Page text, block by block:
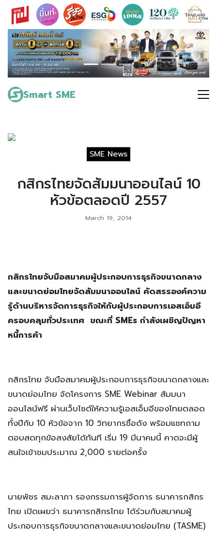
Skip
content
Smart SME
Search
for:
SME News
กสิกรไทยจัดสัมมนาออนไลน์ 10
หัวข้อตลอดปี 2557
March 19, 2014
กสิกรไทยจับมือสมาคมผู้ประกอบการธุรกิจขนาดกลาง
และขนาดย่อมไทยจัดสัมมนาออนไลน์ คัดสรรองค์ความ
รู้ด้านบริหารจัดการธุรกิจให้กับผู้ประกอบการเอสเอ็มอี
ครอบคลุมทั่วประเทศ ขณะที่ SMEs กำลังเผชิญปัญหา
หนี้การค้า
กสิกรไทย จับมือสมาคมผู้ประกอบการธุรกิจขนาดกลางและ
ขนาดย่อมไทย จัดโครงการ SME Webinar สัมมนา
ออนไลน์ฟรี ผ่านเว็บไซต์ให้ความรู้เอสเอ็มอีของไทยตลอด
ทั้งปีกับ 10 หัวข้อจาก 10 วิทยากรชื่อดัง พร้อมแชทถาม
ตอบสดทุกข้อสงสัยได้ทันที เริ่ม 19 มีนาคมนี้ คาดจะมีผู้
สนใจเข้าชมประมาณ 2,000 รายต่อครั้ง
นายพัชร สมะลาภา รองกรรมการผู้จัดการ ธนาคารกสิกร
ไทย เปิดเผยว่า ธนาคารกสิกรไทย ได้ร่วมกับสมาคมผู้
ประกอบการธุรกิจขนาดกลางและขนาดย่อมไทย (TASME)